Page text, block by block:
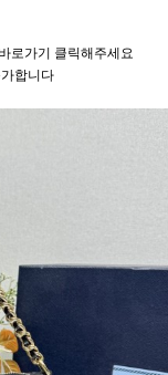
로가기 클릭해주세요
합니다